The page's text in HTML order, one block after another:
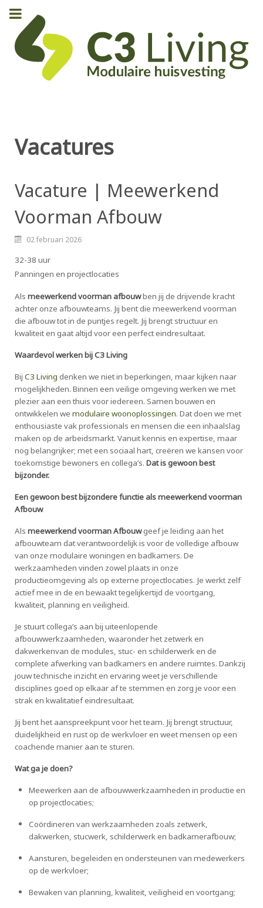
Vacatures
Vacature | Meewerkend
Voorman Afbouw
02 februari 2026
32-38 uur
Panningen en projectlocaties
Als meewerkend voorman afbouwben jij de drijvende kracht
achter onze afbouwteams. Jij bent die meewerkend voorman
die afbouw tot in de puntjes regelt. Jij brengt structuur en
kwaliteit en gaat altijd voor een perfect eindresultaat.
Waardevol werken bij C3 Living
Bij C3 Living denken we niet in beperkingen, maar kijken naar
mogelijkheden. Binnen een veilige omgeving werken we met
plezier aan een thuis voor iedereen. Samen bouwen en
ontwikkelen we modulaire woonoplossingen. Dat doen we met
enthousiaste vak professionals en mensen die een inhaalslag
maken op de arbeidsmarkt. Vanuit kennis en expertise, maar
nog belangrijker; met een sociaal hart, creëren we kansen voor
toekomstige bewoners en collega’s. Dat isgewoon best
bijzonder.
Een gewoon best bijzondere functie als meewerkend voorman
Afbouw
Als meewerkend voorman Afbouwgeef je leiding aan het
afbouwteam dat verantwoordelijk is voor de volledige afbouw
van onze modulaire woningen en badkamers. De
werkzaamheden vinden zowel plaats in onze
productieomgeving als op externe projectlocaties. Je werkt zelf
actief mee in de en bewaakt tegelijkertijd de voortgang,
kwaliteit, planning en veiligheid.
Je stuurt collega’s aan bij uiteenlopende
afbouwwerkzaamheden, waaronder het zetwerk en
dakwerkenvan de modules, stuc- en schilderwerk en de
complete afwerking van badkamers en andere ruimtes. Dankzij
jouw technische inzicht en ervaring weet je verschillende
disciplines goed op elkaar af te stemmen en zorg je voor een
strak en kwalitatief eindresultaat.
Jij bent het aanspreekpunt voor het team. Jij brengt structuur,
duidelijkheid en rust op de werkvloer en weet mensen op een
coachende manier aan te sturen.
Wat ga je doen?
Meewerken aan de afbouwwerkzaamheden in productie en
op projectlocaties;
Coördineren van werkzaamheden zoals zetwerk,
dakwerken, stucwerk, schilderwerk en badkamerafbouw;
Aansturen, begeleiden en ondersteunen van medewerkers
op de werkvloer;
Bewaken van planning, kwaliteit, veiligheid en voortgang;